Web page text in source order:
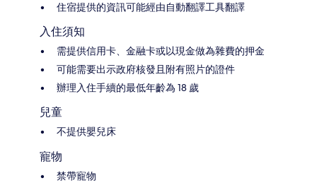
住宿提供的資訊可能經由自動翻譯工具翻譯
入住須知
需提供信用卡、金融卡或以現金做為雜費的押金
可能需要出示政府核發且附有照片的證件
辦理入住手續的最低年齡為 18 歲
兒童
不提供嬰兒床
寵物
禁帶寵物